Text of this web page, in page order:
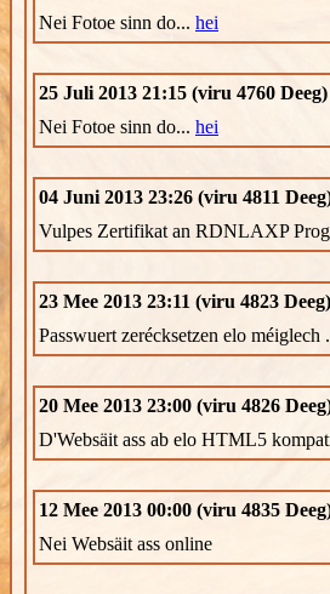
Nei Fotoe sinn do... hei
25 Juli 2013 21:15 (viru 4760 Deeg)
Nei Fotoe sinn do... hei
04 Juni 2013 23:26 (viru 4811
Vulpes Zertifikat an RDNLAXP
23 Mee 2013 23:11 (viru 4823 Deeg)
Passwuert zerécksetzen elo méiglech
20 Mee 2013 23:00 (viru 4826
D'Websäit ass ab elo HTML5
12 Mee 2013 00:00 (viru 4835
Nei Websäit ass online